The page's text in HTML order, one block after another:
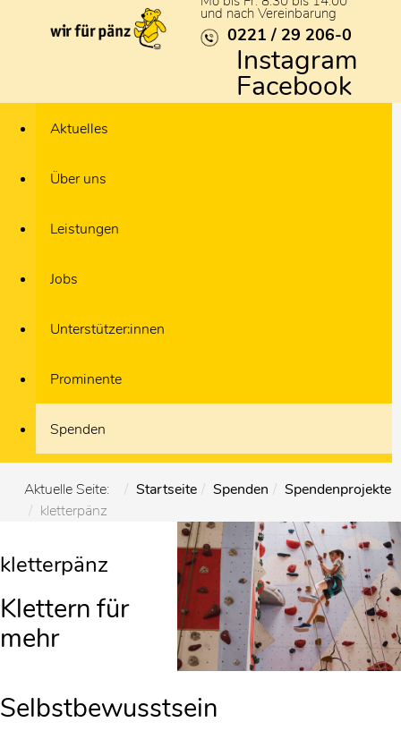
und nach Vereinbarung
0221 / 29 206-0
Instagram
Facebook
Aktuelles
Über uns
Leistungen
Jobs
Unterstützer:innen
Prominente
Spenden
Aktuelle Seite: Startseite Spenden
Spendenprojekte
kletterpänz
kletterpänz
Klettern für
mehr
Selbstbewusstsein